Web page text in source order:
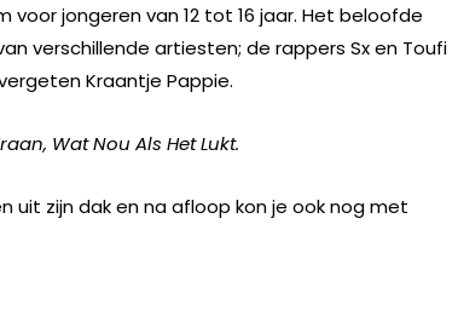
voor jongeren van 12 tot 16 jaar. Het beloofde
verschillende artiesten; de rappers Sx en Toufi
Kraantje Pappie.
Wat Nou Als Het Lukt.
uit zijn dak en na afloop kon je ook nog met